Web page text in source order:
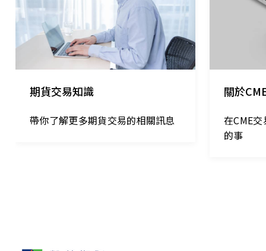
期貨交易知識
帶你了解更多期貨交易的相關訊息
關於
在CME
的事